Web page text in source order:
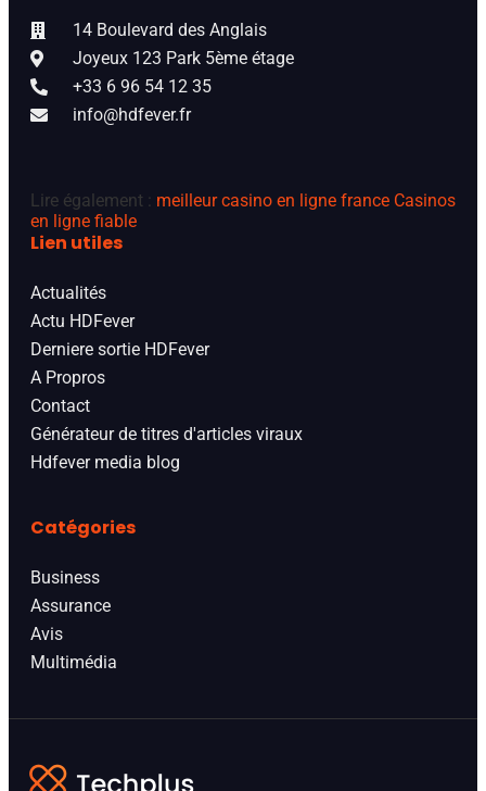
14 Boulevard des Anglais
Joyeux 123 Park 5ème étage
+33 6 96 54 12 35
info@hdfever.fr
Lire également : meilleur casino en ligne france Casinos
en ligne fiable
Lien utiles
Actualités
Actu HDFever
Derniere sortie HDFever
A Propros
Contact
Générateur de titres d'articles viraux
Hdfever media blog
Catégories
Business
Assurance
Avis
Multimédia